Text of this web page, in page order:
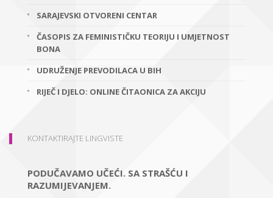
SARAJEVSKI OTVORENI CENTAR
ČASOPIS ZA FEMINISTIČKU TEORIJU I UMJETNOST
BONA
UDRUŽENJE PREVODILACA U BIH
RIJEČ I DJELO: ONLINE ČITAONICA ZA AKCIJU
KONTAKTIRAJTE LINGVISTE
PODUČAVAMO UČEĆI. SA STRAŠĆU I
RAZUMIJEVANJEM.